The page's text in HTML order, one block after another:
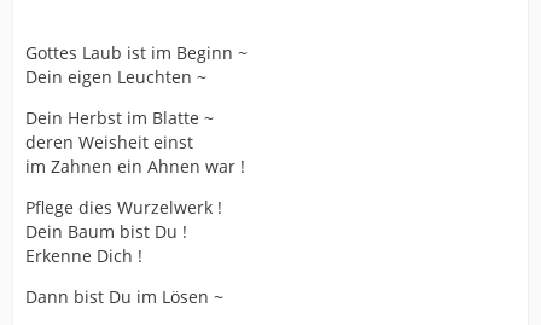
Gottes Laub ist im Beginn ~
Dein eigen Leuchten ~
Dein Herbst im Blatte ~
deren Weisheit einst
im Zahnen ein Ahnen war !
Pflege dies Wurzelwerk !
Dein Baum bist Du !
Erkenne Dich !
Dann bist Du im Lösen ~